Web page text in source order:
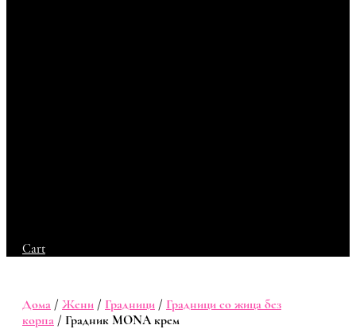
Cart
Дома / Жени / Градници / Градници со жица без
корпа / Градник MONA крем